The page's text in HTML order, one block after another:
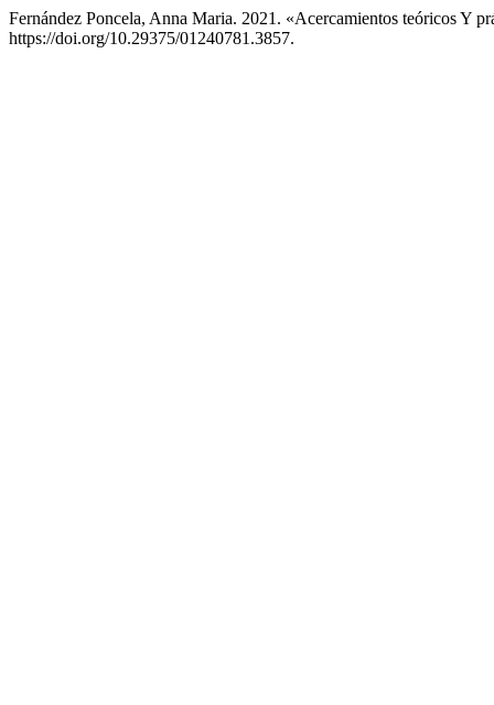
Fernández Poncela, Anna Maria. 2021. «Acercamientos teóricos Y
https://doi.org/10.29375/01240781.3857.